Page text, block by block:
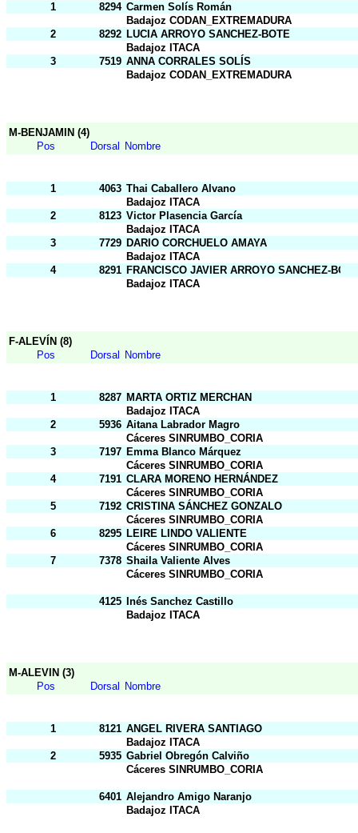
1 8294 Carmen Solís Román
Badajoz CODAN_EXTREMADURA
2
8292 LUCIA ARROYO SANCHEZ-BOTE
Badajoz ITACA
3
7519 ANNA CORRALES SOLÍS
Badajoz CODAN_EXTREMADURA
M-BENJAMIN (4)
Pos
Dorsal Nombre
1 4063 Thai Caballero Alvano
Badajoz ITACA
2
8123 Victor Plasencia García
Badajoz ITACA
3
7729 DARIO CORCHUELO AMAYA
Badajoz ITACA
4
8291 FRANCISCO JAVIER ARROYO SANCHEZ-
Badajoz ITACA
F-ALEVÍN (8)
Pos
Dorsal Nombre
1 8287 MARTA ORTIZ MERCHAN
Badajoz ITACA
2
5936 Aitana Labrador Magro
Cáceres SINRUMBO_CORIA
3
7197 Emma Blanco Márquez
Cáceres SINRUMBO_CORIA
4
7191 CLARA MORENO HERNÁNDEZ
Cáceres SINRUMBO_CORIA
5
7192 CRISTINA SÁNCHEZ GONZALO
Cáceres SINRUMBO_CORIA
6
8295 LEIRE LINDO VALIENTE
Cáceres SINRUMBO_CORIA
7
7378 Shaila Valiente Alves
Cáceres SINRUMBO_CORIA
4125
Inés Sanchez Castillo
Badajoz ITACA
M-ALEVIN (3)
Pos
Dorsal Nombre
1 8121 ANGEL RIVERA SANTIAGO
Badajoz ITACA
2
5935 Gabriel Obregón Calviño
Cáceres SINRUMBO_CORIA
6401 Alejandro Amigo Naranjo
Badajoz ITACA